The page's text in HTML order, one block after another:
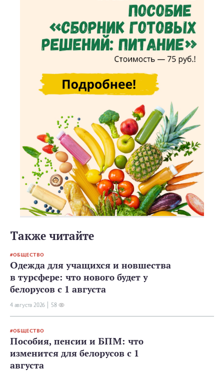
Также читайте
ОБЩЕСТВО
Одежда для учащихся и новшества
в турсфере: что нового будет у
белорусов с 1 августа
4 августа 2026 58
ОБЩЕСТВО
Пособия, пенсии и БПМ: что
изменится для белорусов с 1
августа